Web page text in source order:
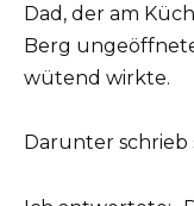
Dad, der am
Berg
wütend wirkte.
Darunter schrieb